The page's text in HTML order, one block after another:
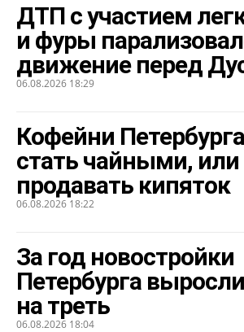
ДТП с участием
и фуры
движение перед
06.08.2026 18:29
Кофейни
стать чайными, или
продавать кипяток
06.08.2026 18:22
За год новостройки
Петербурга
на треть
06.08.2026 18:04